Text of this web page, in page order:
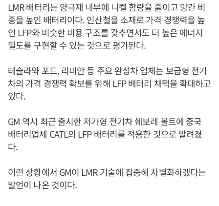
LMR 배터리는 양극재 내부에 니켈 함량을 줄이고 망간 비
중을 높인 배터리이다. 인산철을 소재로 가격 경쟁력을 높
인 LFP와 비슷한 비용 구조를 갖추면서도 더 높은 에너지
밀도를 구현할 수 있는 것으로 평가된다.
테슬라와 포드, 리비안 등 주요 완성차 업체는 보급형 전기
차의 가격 경쟁력 확보를 위해 LFP 배터리 채택을 확대하고
있다.
GM 역시 최근 출시한 저가형 전기차 쉐보레 볼트에 중국
배터리업체 CATL의 LFP 배터리를 적용한 것으로 알려졌
다.
이런 상황에서 GM이 LMR 기술에 집중해 차별화하겠다는
발언이 나온 것이다.